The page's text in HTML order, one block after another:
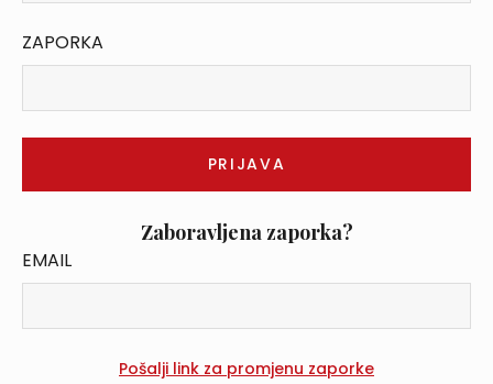
ZAPORKA
Zaboravljena zaporka?
EMAIL